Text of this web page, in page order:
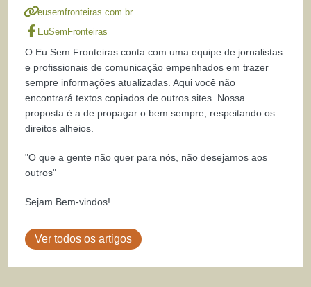
eusemfronteiras.com.br
EuSemFronteiras
O Eu Sem Fronteiras conta com uma equipe de jornalistas
e profissionais de comunicação empenhados em trazer
sempre informações atualizadas. Aqui você não
encontrará textos copiados de outros sites. Nossa
proposta é a de propagar o bem sempre, respeitando os
direitos alheios.
"O que a gente não quer para nós, não desejamos aos
outros"
Sejam Bem-vindos!
Ver todos os artigos